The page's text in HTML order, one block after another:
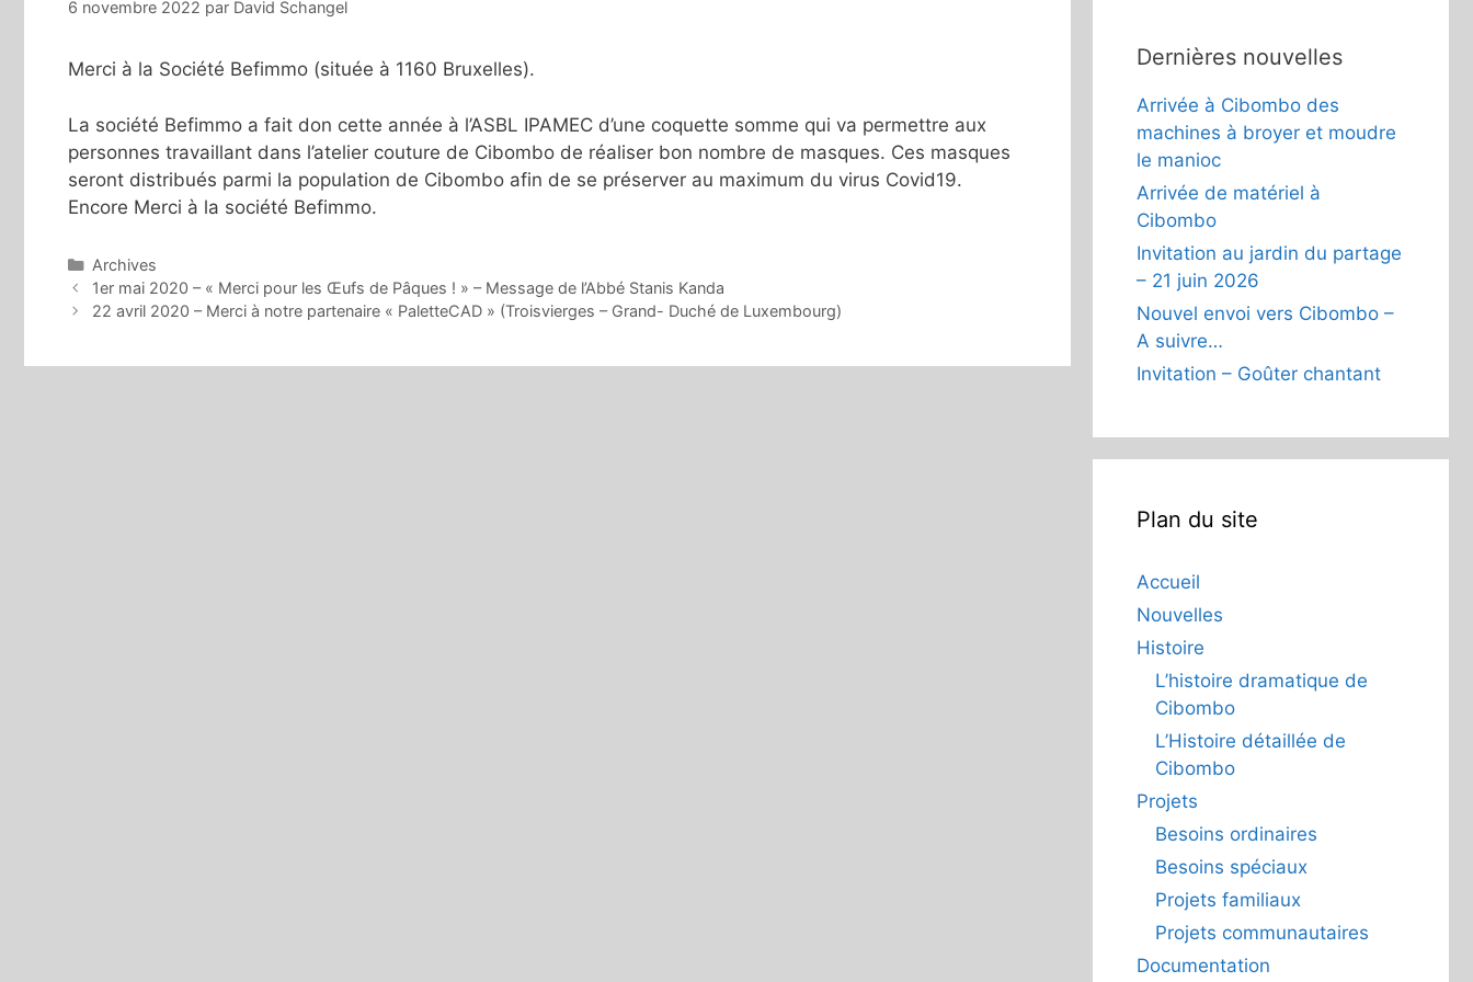
6 novembre 2022 par David Schangel
Merci à la Société Befimmo (située à 1160 Bruxelles).
La société Befimmo a fait don cette année à l’ASBL IPAMEC d’une coquette somme qui va permettre aux
personnes travaillant dans l’atelier couture de Cibombo de réaliser bon nombre de masques. Ces masques
seront distribués parmi la population de Cibombo afin de se préserver au maximum du virus Covid19.
Encore Merci à la société Befimmo.
Catégories
Archives
1er mai 2020 – « Merci pour les Œufs de Pâques ! » – Message de l’Abbé Stanis Kanda
22 avril 2020 – Merci à notre partenaire « PaletteCAD » (Troisvierges – Grand- Duché de Luxembourg)
Dernières nouvelles
Arrivée à Cibombo des
machines à broyer et moudre
le manioc
Arrivée de matériel à
Cibombo
Invitation au jardin du partage
– 21 juin 2026
Nouvel envoi vers Cibombo –
A suivre…
Invitation – Goûter chantant
Plan du site
Accueil
Nouvelles
Histoire
L’histoire dramatique de
Cibombo
L’Histoire détaillée de
Cibombo
Projets
Besoins ordinaires
Besoins spéciaux
Projets familiaux
Projets communautaires
Documentation